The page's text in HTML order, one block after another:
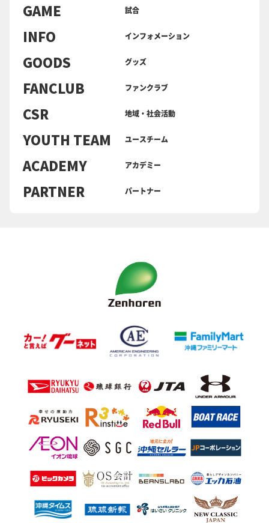
GAME 試合
INFO インフォメーション
GOODS グッズ
FANCLUB ファンクラブ
CSR 地域・社会活動
YOUTH TEAM ユースチーム
ACADEMY アカデミー
PARTNER パートナー